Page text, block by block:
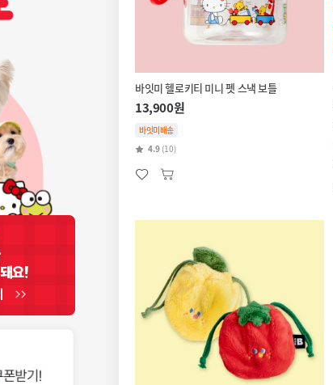
바잇미 헬로키티 미니 펫 스낵 보틀
13,900원
바잇미배송
4.9 (10)